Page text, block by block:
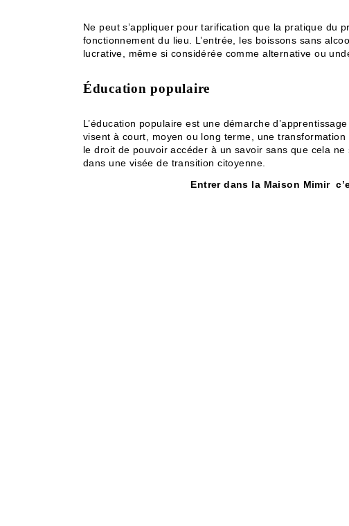
Ne peut s’appliquer pour tarification que la pratique du
fonctionnement du lieu. L’entrée, les boissons sans
lucrative, même si considérée comme alternative ou
Éducation populaire
L’éducation populaire est une démarche
visent à court, moyen ou long terme, une
le droit de pouvoir accéder à un savoir sans que cela
dans une visée de transition citoyenne.
Entrer dans la Maison Mimir